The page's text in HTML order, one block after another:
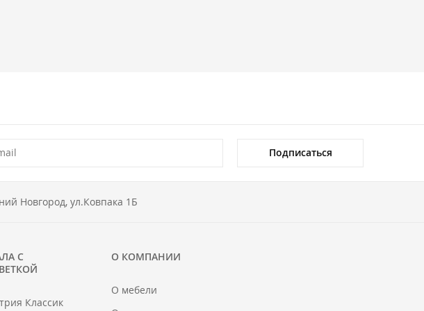
Подписаться
Новгород, ул.Ковпака 1Б
С
Классик
О КОМПАНИИ
О мебели